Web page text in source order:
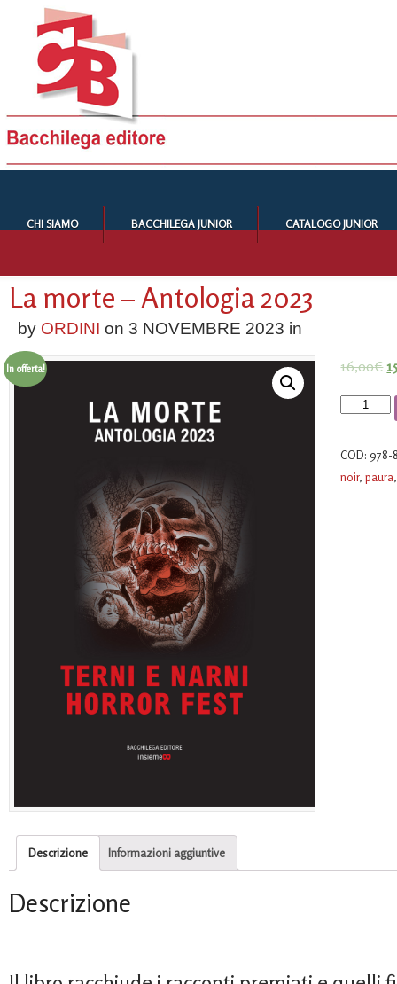
CHI SIAMO BACCHILEGA JUNIOR CATALOGO JUNIOR
La morte – Antologia 2023
by ORDINI on 3 NOVEMBRE 2023 in
In offerta! 16,00€
-
Antologia
COD:978-
noir,paura
Descrizione Informazioni aggiuntive
Descrizione